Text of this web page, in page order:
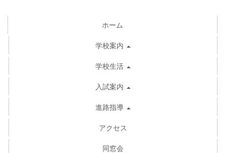
ホーム
学校案内
学校生活
入試案内
進路指導
アクセス
同窓会